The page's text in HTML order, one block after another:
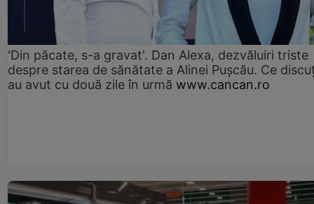
'Din păcate, s-a gravat'. Dan Alexa, dezvăluiri triste
despre starea de sănătate a Alinei Pușcău. Ce
au avut cu două zile în urmă www.cancan.ro